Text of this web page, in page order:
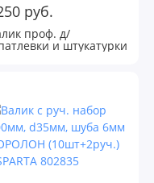
руб.
проф. д/
и штукатурки